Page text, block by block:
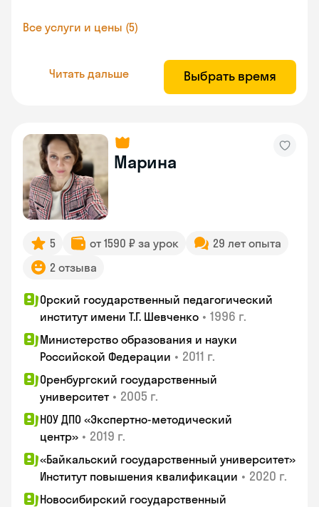
Все услуги и цены (5)
Читать дальше Выбрать время
Марина
5 от 1590 ₽ за урок
29 лет опыта
2 отзыва
Орский государственный педагогический
институт имени Т.Г. Шевченко • 1996 г.
Министерство образования и науки
Российской Федерации • 2011 г.
Оренбургский государственный
университет • 2005 г.
НОУ ДПО «Экспертно-методический
центр» • 2019 г.
«Байкальский государственный университет»
Институт повышения квалификации • 2020 г.
Новосибирский государственный